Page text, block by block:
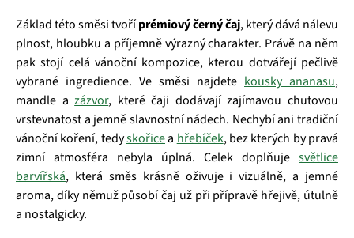
Základ této směsi tvoříprémiový černý čaj, který dává nálevu
plnost, hloubku a příjemně výrazný charakter. Právě na něm
pak stojí celá vánoční kompozice, kterou dotvářejí pečlivě
vybrané ingredience. Ve směsi najdete kousky ananasu,
mandle azázvor, které čaji dodávají zajímavou chuťovou
vrstevnatost a jemně slavnostní nádech. Nechybí ani tradiční
vánoční koření, tedyskořicea hřebíček, bez kterých by pravá
zimní atmosféra nebyla úplná. Celek doplňuje světlice
barvířská, která směs krásně oživuje i vizuálně, a jemné
aroma, díky němuž působí čaj už při přípravě hřejivě, útulně
a nostalgicky.